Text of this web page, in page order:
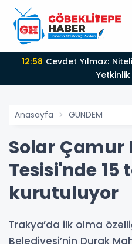
12:58
Anasayfa GÜNDEM
Solar
Tesisi'nde
kurutuluyor
Trakya’da ilk olma